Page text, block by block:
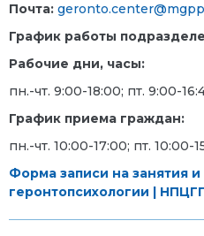
Почта:
График работы
Рабочие дни, часы:
пн.-чт. 9:00-18:00; пт. 9:00-
График приема граждан:
пн.-чт. 10:00-17:00; пт. 10:00-
Форма записи на занятия
геронтопсихологии |